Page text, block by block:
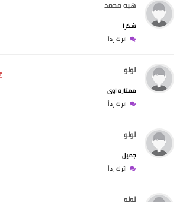
هبه محمد
شكرا
اترك رداً
لولو
ممتازه اوى
اترك رداً
لولو
جميل
اترك رداً